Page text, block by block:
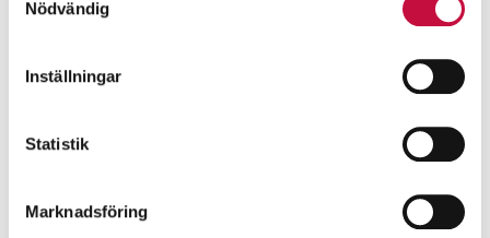
Nödvändig
Inställningar
Statistik
Marknadsföring